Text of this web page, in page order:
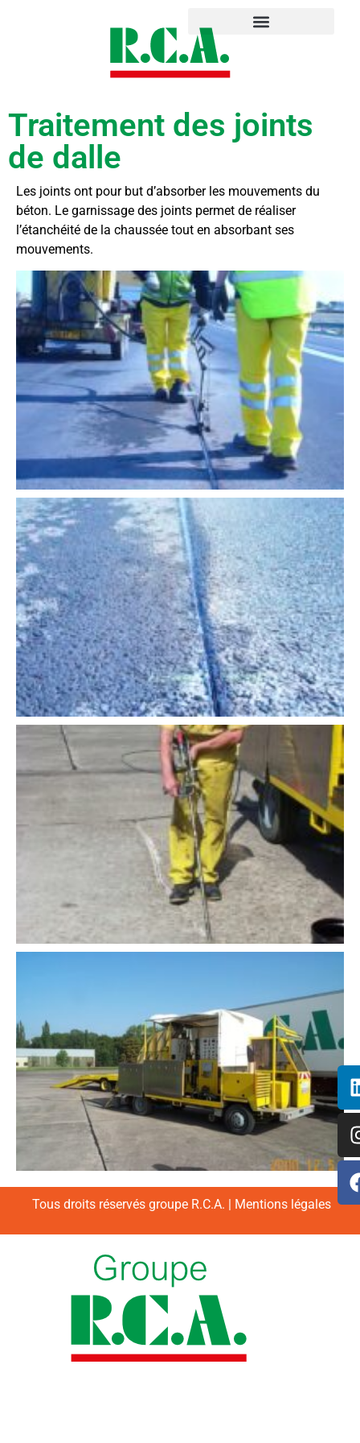
Traitement des joints
de dalle
Les joints ont pour but d’absorber les mouvements du
béton. Le garnissage des joints permet de réaliser
l’étanchéité de la chaussée tout en absorbant ses
mouvements.
Tous droits réservés groupe R.C.A. | Mentions légales